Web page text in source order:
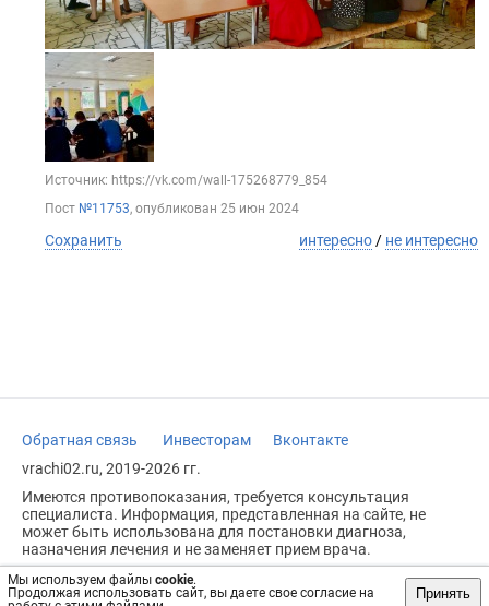
Мы используем файлы cookie.
Продолжая использовать сайт, вы даете свое согласие на
Принять
Источник: https://vk.com/wall-175268779_854
Пост №11753, опубликован 25 июн 2024
Сохранить интересно/ не интересно
Обратная связь Инвесторам
Вконтакте
vrachi02.ru, 2019-2026 гг.
Имеются противопоказания, требуется консультация
специалиста. Информация, представленная на сайте, не
может быть использована для постановки диагноза,
назначения лечения и не заменяет прием врача.
Возрастное ограничение: 18+